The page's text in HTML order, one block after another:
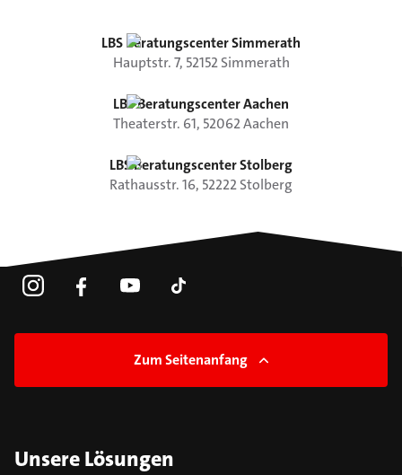
LBS Beratungscenter Simmerath
Hauptstr.7, 52152 Simmerath
LBS Beratungscenter Aachen
Theaterstr. 61, 52062Aachen
LBS Beratungscenter Stolberg
Rathausstr.16, 52222Stolberg
Zum Seitenanfang
Unsere Lösungen